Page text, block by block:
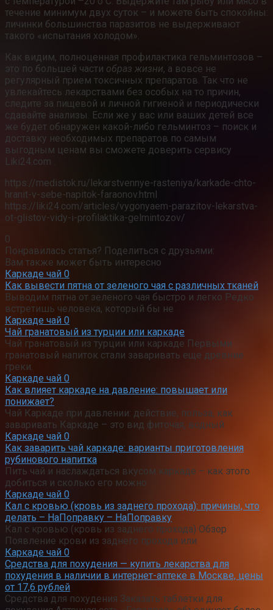
течение минимум двух суток – и можете быть спокойны:
личинки большинства паразитов не выдерживают
такого «испытания холодом».
Как видим, полноценная профилактика гельминтозов –
это по большей части образ жизни, а вовсе не
регулярный прием токсичных препаратов. Так что не
увлекайтесь лекарствами без особых на то причин,
следите за пищевой и личной гигиеной и периодически
сдавайте анализы. Если же у вас или ваших детей все
же будет обнаружен какой-либо гельминтоз – поиск и
доставку необходимых препаратов по самым
выгодным ценам вы сможете доверить сервису
Liki24.com .
https://medistok.ru/lekarstvennye-rasteniya/karkade-chto-
hranit-v-sebe-napitok-faraonov.html
https://liki24.com/articles/vygonyaem-parazitov-lekarstva-
ot-glistov-vidy-i-profilaktika-gelmintozov/
0
Понравилась статья? Поделиться с друзьями:
Вам также может быть интересно
Каркаде чай 0
Как вывести пятна от зеленого чая с различных тканей
Выводим пятна от зеленого чая быстро и легко Редко
встретишь человека, который бы не
Каркаде чай 0
Чай гранатовый из турции или каркаде
Чай гранатовый из турции или каркаде Первыми
гранатовый напиток стали заваривать еще древние
греки.
Каркаде чай 0
Как влияет каркаде на давление: повышает или
понижает?
Чай Каркаде при давлении: действие, польза, как
заваривать Каркаде – это вид фиточая, водный
Каркаде чай 0
Как заварить чай каркаде: варианты приготовления
рубинового напитка
Пить чай и наслаждаться вкусом каркаде – как этого
добиться и сколько его можно
Каркаде чай 0
Кал с кровью (кровь из заднего прохода): причины, что
делать – НаПоправку – НаПоправку
Кал с кровью (кровь из заднего прохода) Обзор
Появление крови из заднего прохода или
Каркаде чай 0
Средства для похудения — купить лекарства для
похудения в наличии в интернет-аптеке в Москве, цены
от 17,6 рублей
Средства для похудения Заказать таблетки для